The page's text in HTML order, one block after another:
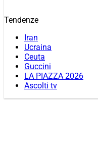
Tendenze
Iran
Ucraina
Ceuta
Guccini
LA PIAZZA 2026
Ascolti tv